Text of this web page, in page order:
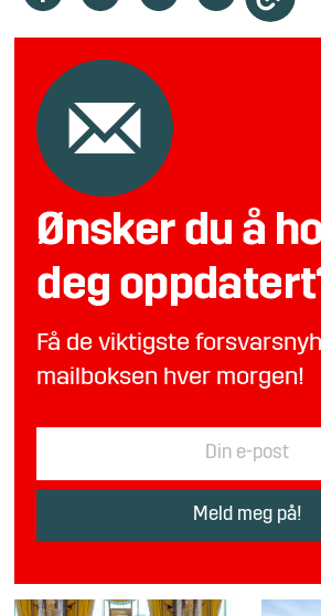
Ønsker du å
deg
Få de viktigste
mailboksen hver morgen!